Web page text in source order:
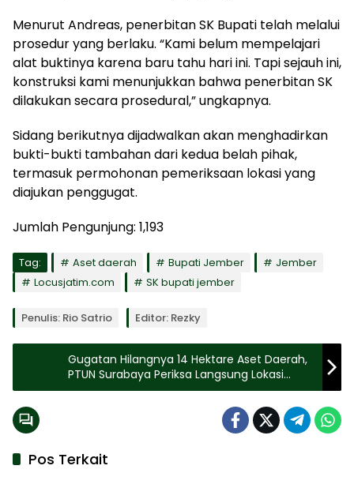
Menurut Andreas, penerbitan SK Bupati telah melalui
prosedur yang berlaku. “Kami belum mempelajari
alat buktinya karena baru tahu hari ini. Tapi sejauh ini,
konstruksi kami menunjukkan bahwa penerbitan SK
dilakukan secara prosedural,” ungkapnya.
Sidang berikutnya dijadwalkan akan menghadirkan
bukti-bukti tambahan dari kedua belah pihak,
termasuk permohonan pemeriksaan lokasi yang
diajukan penggugat.
Jumlah Pengunjung: 1,193
Tag: Aset daerah Bupati Jember
Jember
Locusjatim.com
SK bupati jember
Penulis: Rio Satrio Editor: Rezky
Gugatan Hilangnya 14 Hektare Aset Daerah,
PTUN Surabaya Periksa Langsung Lokasi
Sengketa di Jember
Pos Terkait